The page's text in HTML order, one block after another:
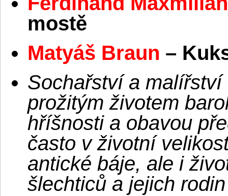
mostě
Matyáš Braun –
Sochařství a
prožitým životem
hříšnosti a obavou
často v životní
antické báje, ale i
šlechticů a jejich